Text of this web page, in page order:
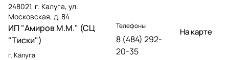
248021, г. Калуга, ул.
Московская, д. 84
ИП "Амиров М.М." (СЦ
"Тиски")
г. Калуга
Телефоны
8 (484) 292-
20-35
На карте